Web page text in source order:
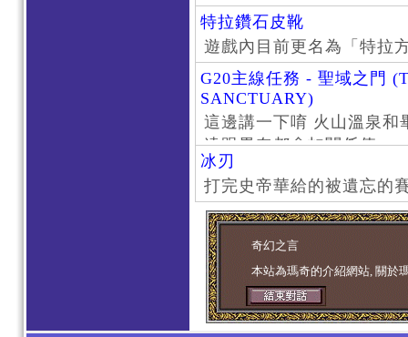
特拉鑽石皮靴
遊戲內目前更名為「特拉
G20主線任務 - 聖域之門
SANCTUARY)
這邊講一下唷 火山溫泉
遠跟畢奈都會扣關係值
冰刃
打完史帝華給的被遺忘的
奇幻之言
本站為瑪奇的介紹網站, 關於